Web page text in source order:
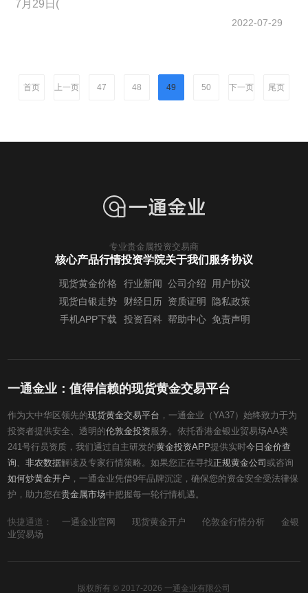
7月29日(
2022-07-29
首页 上一页 47 48 49 50 下一页 尾页
专业贵金属投资交易商
核心产品行情
现货黄金价格
现货白银走势
手机APP下载
投资学院
行业新闻
财经日历
投资百科
关于我们
公司介绍
资质证明
帮助中心
服务协议
用户协议
隐私政策
免责声明
一通金业：值得信赖的现货黄金交易平台
作为大中华区领先的现货黄金交易平台 ，一通金业（YA37）始终致力于为
投资者提供安全、透明的伦敦金投资服务。依托香港金银业贸易场AA类
241号行员资质，我们通过自主研发的黄金投资APP提供实时今日金价查
询 、非农数据解读及专家行情策略。如果您正在寻找正规黄金公司或咨询
如何炒黄金开户 ，一通金业凭借9年品牌沉淀，确保您的资金安全受法律保
护，助力您在贵金属市场中把握每一轮行情机遇。
快捷通道： 一通金业官网 现货黄金开户 伦敦金行情分析
金银
业贸易场
版权所有 © 2017-2026 一通金业有限公司